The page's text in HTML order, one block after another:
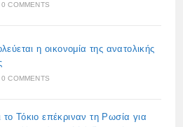
0 COMMENTS
η οικονομία της ανατολικής
0 COMMENTS
Τόκιο επέκριναν τη Ρωσία για